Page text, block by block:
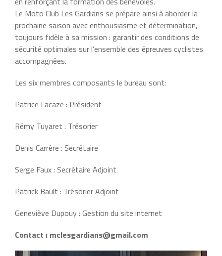
Le Moto Club Les Gardians se prépare ainsi à aborder la
prochaine saison avec enthousiasme et détermination,
toujours fidèle à sa mission : garantir des conditions de
sécurité optimales sur l’ensemble des épreuves cyclistes
accompagnées.
Les six membres composants le bureau sont:
Patrice Lacaze : Président
Rémy Tuyaret : Trésorier
Denis Carrère : Secrétaire
Serge Faux : Secrétaire Adjoint
Patrick Bault : Trésorier Adjoint
Geneviève Dupouy : Gestion du site internet
Contact : mclesgardians@gmail.com